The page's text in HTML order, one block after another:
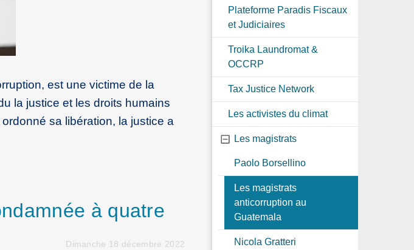
est une victime de la
la justice et les droits humains
sa libération, la justice a
à quatre
Dimanche 18 décembre 2022
Plateforme Paradis Fiscaux
et Judiciaires
Troika Laundromat &
OCCRP
Tax Justice Network
Les activistes du climat
Les magistrats
Paolo Borsellino
Les magistrats
anticorruption au
Guatemala
Nicola Gratteri